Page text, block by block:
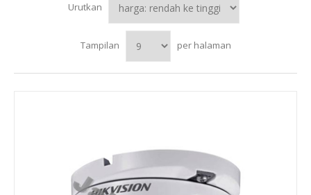
Urutkan
Tampilan per halaman